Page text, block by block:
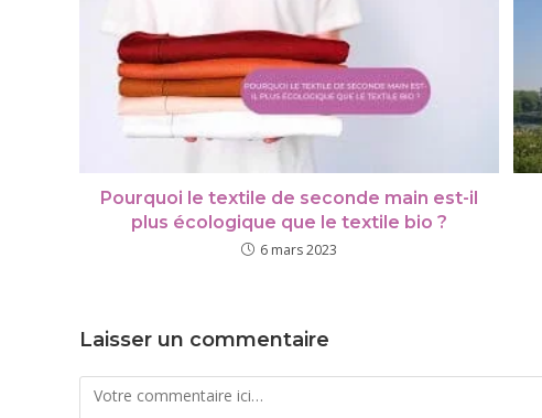
Pourquoi le textile de seconde main est-il
plus écologique que le textile bio ?
6 mars 2023
Laisser un commentaire